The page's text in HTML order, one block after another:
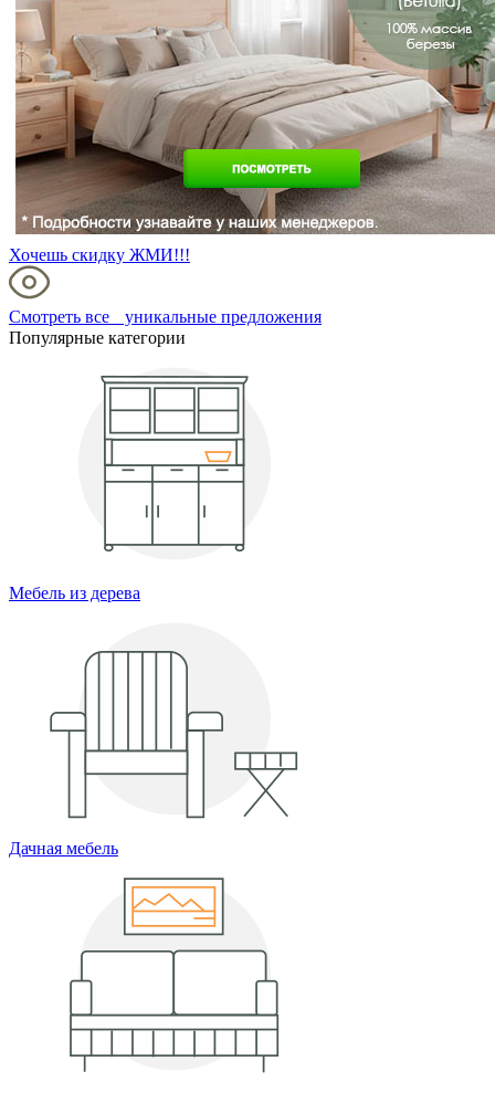
Хочешь скидку ЖМИ!!!
Смотреть все уникальные предложения
Популярные категории
Мебель из дерева
Дачная мебель